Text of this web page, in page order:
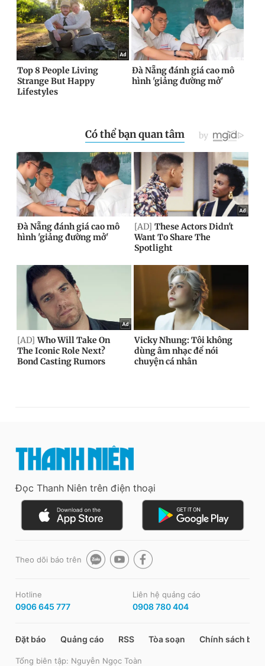
Đọc Thanh Niên trên điện thoại
Theo dõi báo trên
Hotline
0906 645 777
Liên hệ quảng cáo
0908 780 404
Đặt báo Quảng cáo RSS Tòa soạn Chính sách bảo
Tổng biên tập: Nguyễn Ngọc Toàn